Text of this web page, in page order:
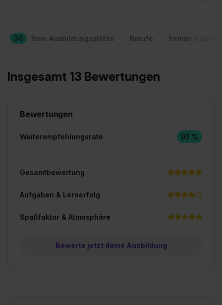
30 freie Ausbildungsplätze Berufe Firmen-
Insgesamt 13 Bewertungen
Bewertungen
Weiterempfehlungsrate 92 %
Gesamtbewertung
Aufgaben & Lernerfolg
Spaßfaktor & Atmosphäre
Bewerte jetzt deine Ausbildung